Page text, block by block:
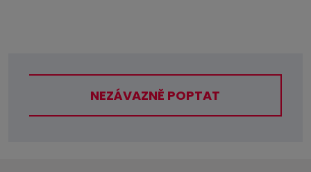
NEZÁVAZNĚ POPTAT